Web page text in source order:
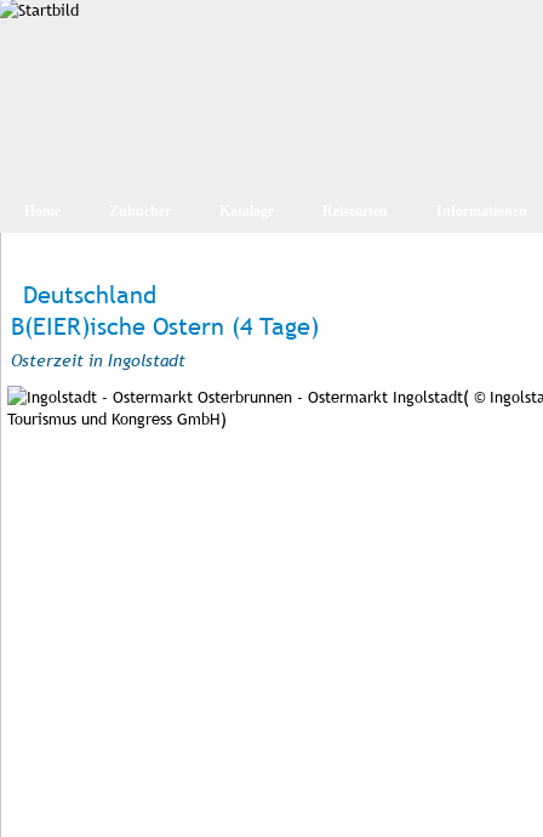
Deutschland
B(EIER)ische Ostern (4 Tage)
Osterzeit in Ingolstadt